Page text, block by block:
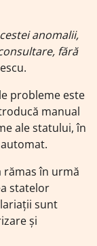
anomalii,
fără
probleme este
manual
ale statului, în
rămas în urmă
statelor
sunt
și